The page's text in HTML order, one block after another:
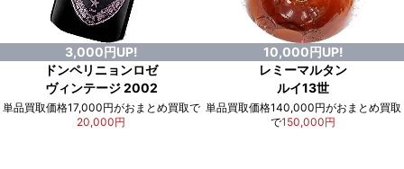
3,000円UP!
ドンペリニョンロゼ
ヴィンテージ 2002
単品買取価格17,000円がおまとめ買取で
20,000円
10,000円UP!
レミーマルタン
ルイ13世
単品買取価格140,000円がおまとめ買取
で150,000円